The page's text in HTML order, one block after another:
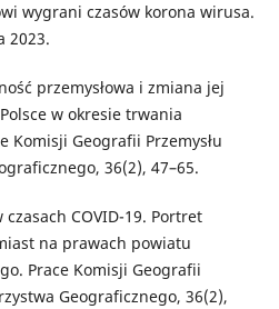
wygrani czasów korona wirusa.
2023.
przemysłowa i zmiana jej
w okresie trwania
Komisji Geografii Przemysłu
36(2), 47–65.
czasach COVID-19. Portret
na prawach powiatu
Prace Komisji Geografii
Geograficznego, 36(2),